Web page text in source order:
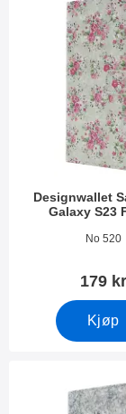
Designwallet
Galaxy S23
VarenummerNo 520
179 kr
Kjøp
designwallet